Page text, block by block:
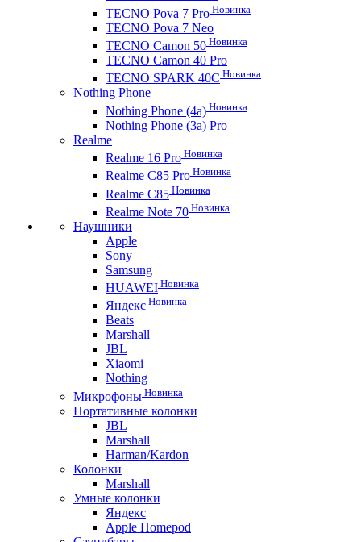
TECNO Pova 7 Pro Новинка
TECNO Pova 7 Neo
TECNO Camon 50 Новинка
TECNO Camon 40 Pro
TECNO SPARK 40C Новинка
Nothing Phone
Nothing Phone (4a) Новинка
Nothing Phone (3a) Pro
Realme
Realme 16 Pro Новинка
Realme C85 Pro Новинка
Realme C85 Новинка
Realme Note 70 Новинка
Наушники
Apple
Sony
Samsung
HUAWEI Новинка
Яндекс Новинка
Beats
Marshall
JBL
Xiaomi
Nothing
Микрофоны Новинка
Портативные колонки
JBL
Marshall
Harman/Kardon
Колонки
Marshall
Умные колонки
Яндекс
Apple Homepod